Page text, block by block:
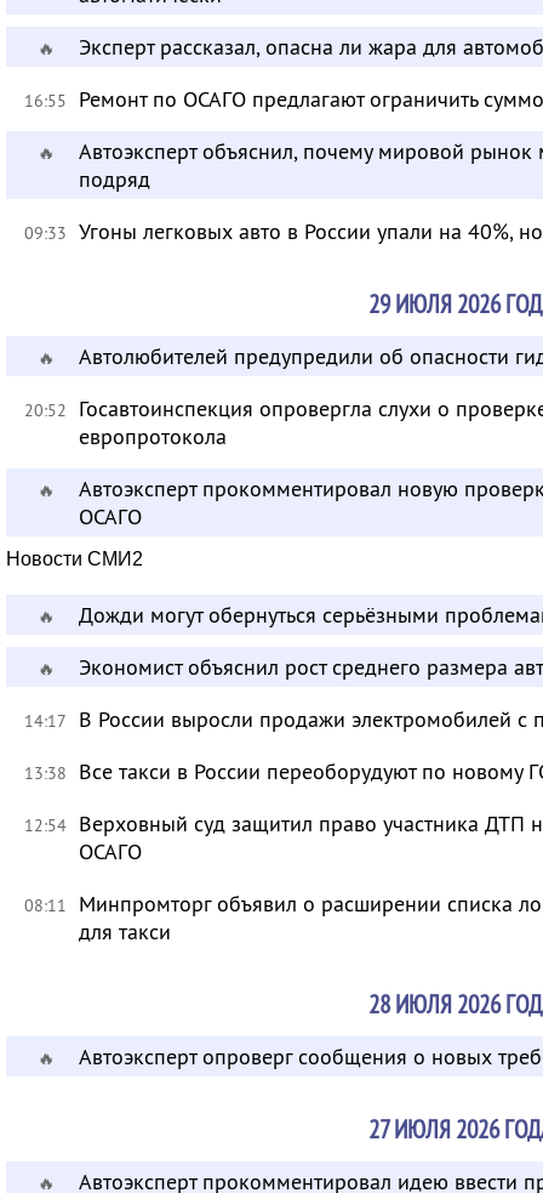
🔥 Эксперт рассказал, опасна ли жара для
16:55 Ремонт по ОСАГО предлагают ограничить
🔥
Автоэксперт объяснил, почему мировой
подряд
09:33 Угоны легковых авто в России упали на 40%,
29 ИЮЛЯ 2026
🔥 Автолюбителей предупредили об опасности
20:52
Госавтоинспекция опровергла слухи о
европротокола
🔥
Автоэксперт прокомментировал новую
ОСАГО
Новости СМИ2
🔥 Дожди могут обернуться серьёзными
🔥 Экономист объяснил рост среднего размера
14:17 В России выросли продажи электромобилей с
13:38 Все такси в России переоборудуют по новому
12:54 Верховный суд защитил право участника ДТП
ОСАГО
08:11
Минпромторг объявил о расширении списка
для такси
28 ИЮЛЯ 2026
🔥 Автоэксперт опроверг сообщения о новых
27 ИЮЛЯ 2026
🔥 Автоэксперт прокомментировал идею ввести